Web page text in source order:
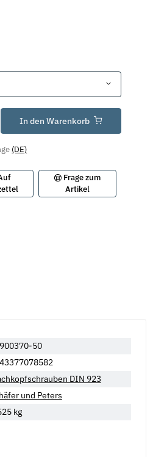
In den Warenkorb
(DE)
Frage zum
Artikel
50
DIN 923
und Peters
kg